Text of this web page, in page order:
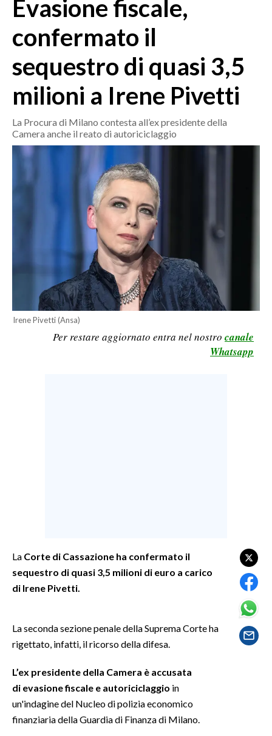
MEDIO CAMPIDANO
SASSARI E PROVINCIA
NUORO E PROVINCIA
OGLIASTRA
CRONACA
MONDO
SERVIZI ALLE IMPRESE
LAVORO
SPORT IN SARDEGNA
SPETTACOLI
SALUTE
SARDI NEL MONDO
NOTIZIE
EVENTI
Evasione fiscale,
confermato il
sequestro di quasi 3,5
milioni a Irene Pivetti
La Procura di Milano contesta all’ex presidente della
Camera anche il reato di autoriciclaggio
Irene Pivetti (Ansa)
Per restare aggiornato entra nel nostro canale
Whatsapp
La Corte di Cassazione ha confermato il
sequestro di quasi 3,5 milioni di euro a carico
di Irene Pivetti.
La seconda sezione penale della Suprema Corte ha
rigettato, infatti, il ricorso della difesa.
L’ex presidente della Camera è accusata
di evasione fiscale e autoriciclaggio in
un'indagine del Nucleo di polizia economico
finanziaria della Guardia di Finanza di Milano.